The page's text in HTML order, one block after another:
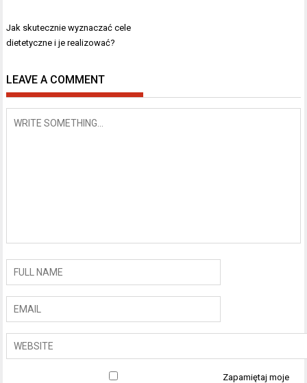
Nawigacja
wpisu
Jak skutecznie wyznaczać cele
dietetyczne i je realizować?
LEAVE A COMMENT
Zapamiętaj moje